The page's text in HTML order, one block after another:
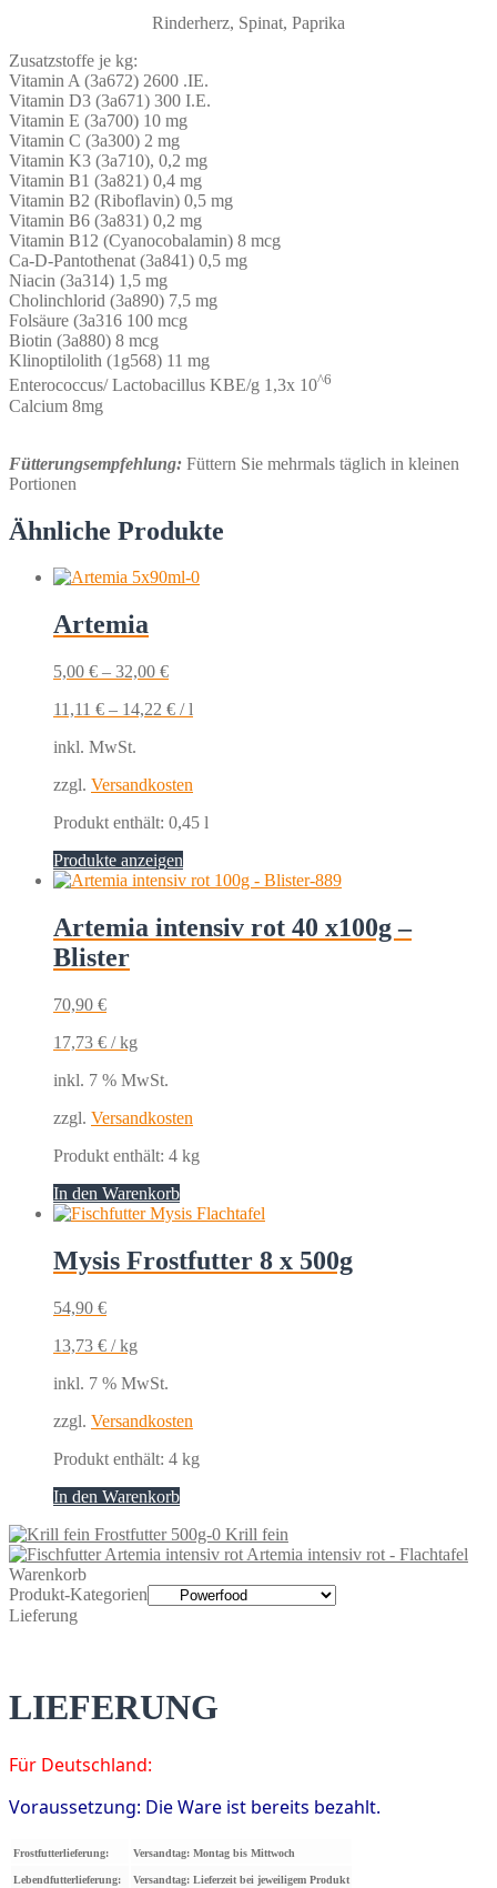
Rinderherz, Spinat, Paprika
Zusatzstoffe je kg:
Vitamin A (3a672) 2600 .IE.
Vitamin D3 (3a671) 300 I.E.
Vitamin E (3a700) 10 mg
Vitamin C (3a300) 2 mg
Vitamin K3 (3a710), 0,2 mg
Vitamin B1 (3a821) 0,4 mg
Vitamin B2 (Riboflavin) 0,5 mg
Vitamin B6 (3a831) 0,2 mg
Vitamin B12 (Cyanocobalamin) 8 mcg
Ca-D-Pantothenat (3a841) 0,5 mg
Niacin (3a314) 1,5 mg
Cholinchlorid (3a890) 7,5 mg
Folsäure (3a316 100 mcg
Biotin (3a880) 8 mcg
Klinoptilolith (1g568) 11 mg
Enterococcus/ Lactobacillus KBE/g 1,3x 10^6
Calcium 8mg
Fütterungsempfehlung: Füttern Sie mehrmals täglich in kleinen
Portionen
Ähnliche Produkte
Artemia
5,00 € – 32,00 €
11,11 € – 14,22 € /l
inkl. MwSt.
zzgl. Versandkosten
Produkt enthält: 0,45 l
Produkte anzeigen
Artemia intensiv rot 40 x100g –
Blister
70,90 €
17,73 € /kg
inkl. 7 % MwSt.
zzgl. Versandkosten
Produkt enthält: 4 kg
In den Warenkorb
Mysis Frostfutter 8 x 500g
54,90 €
13,73 € /kg
inkl. 7 % MwSt.
zzgl. Versandkosten
Produkt enthält: 4 kg
In den Warenkorb
Krill fein
Artemia intensiv rot - Flachtafel
Warenkorb
Produkt-Kategorien
Lieferung
LIEFERUNG
Für Deutschland:
Voraussetzung: Die Ware ist bereits bezahlt.
Frostfutterlieferung: Versandtag: Montag bis Mittwoch
Lebendfutterlieferung: Versandtag: Lieferzeit bei jeweiligem Produkt